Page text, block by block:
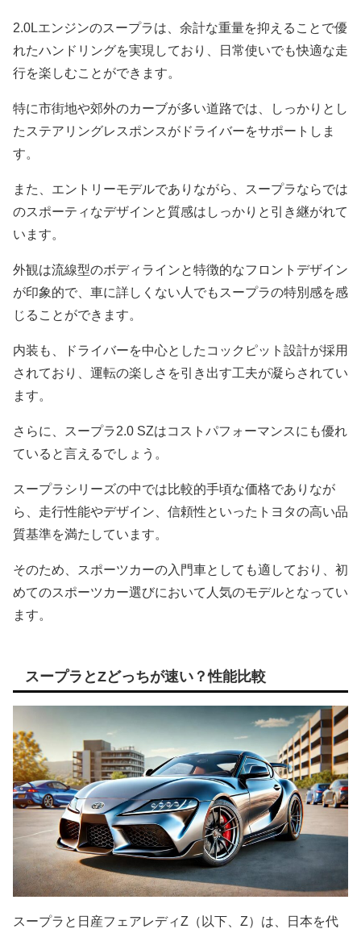
2.0Lエンジンのスープラは、余計な重量を抑えることで優
れたハンドリングを実現しており、日常使いでも快適な走
行を楽しむことができます。
特に市街地や郊外のカーブが多い道路では、しっかりとし
たステアリングレスポンスがドライバーをサポートしま
す。
また、エントリーモデルでありながら、スープラならでは
のスポーティなデザインと質感はしっかりと引き継がれて
います。
外観は流線型のボディラインと特徴的なフロントデザイン
が印象的で、車に詳しくない人でもスープラの特別感を感
じることができます。
内装も、ドライバーを中心としたコックピット設計が採用
されており、運転の楽しさを引き出す工夫が凝らされてい
ます。
さらに、スープラ2.0 SZはコストパフォーマンスにも優れ
ていると言えるでしょう。
スープラシリーズの中では比較的手頃な価格でありなが
ら、走行性能やデザイン、信頼性といったトヨタの高い品
質基準を満たしています。
そのため、スポーツカーの入門車としても適しており、初
めてのスポーツカー選びにおいて人気のモデルとなってい
ます。
スープラとZどっちが速い？性能比較
スープラと日産フェアレディZ（以下、Z）は、日本を代